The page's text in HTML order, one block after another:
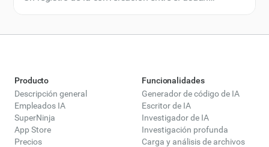
varias tecnologías de IA (como el aprendizaje
natural, la visión artificial y la optimización a
ofrecer resultados más sólidos. Este enfoque
permite al sistema aprovechar los puntos
fuertes de cada componente y, al mismo
tiempo, compensar las debilidades individuales
de los LLM.
especial ni instrucciones técnicas.
Producto
Descripción general
Empleados IA
SuperNinja
App Store
Precios
Funcionalidades
Generador de código de IA
Escritor de IA
Investigador de IA
Investigación profunda
Carga y análisis de archivos